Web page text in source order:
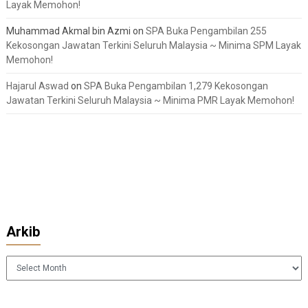
Layak Memohon!
Muhammad Akmal bin Azmi on SPA Buka Pengambilan 255
Kekosongan Jawatan Terkini Seluruh Malaysia ~ Minima SPM Layak
Memohon!
Hajarul Aswad on SPA Buka Pengambilan 1,279 Kekosongan
Jawatan Terkini Seluruh Malaysia ~ Minima PMR Layak Memohon!
Arkib
Arkib